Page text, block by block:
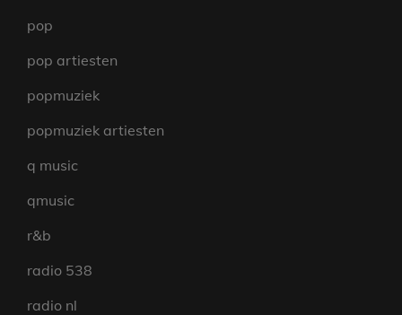
pop
pop artiesten
popmuziek
popmuziek artiesten
q music
qmusic
r&b
radio 538
radio nl